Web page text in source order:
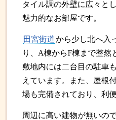
タイル調の外壁に広々と
魅力的なお部屋です。
田宮街道から少し北へ入
り、A棟からF棟まで整然
敷地内には二台目の駐車
えています。また、屋根
場も完備されており、利
周辺に高い建物が無いの